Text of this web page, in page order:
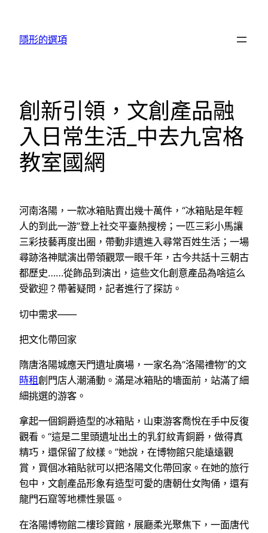
隱形的選項
創新引領，文創產品融
入日常生活_中去九宮格
教室國網
河南洛陽，一款冰箱貼賣出幾十萬件，“冰箱貼是年輕
人的到此一游”登上社交平臺熱搜榜；一匹三彩小馬讓
三彩技藝再度出圈，帶動非遺進入尋常百姓生活；一場
尋跡洛神賦演出帶領觀眾一眼千年，古今共話十三朝古
都歷史……從飾品到演出，這些文化創意產品為啥這么
受歡迎？帶著疑問，記者進行了探訪。
切中需求——
把文化帶回家
隋唐洛陽城應天門遺址廣場，一家名為“洛陽禮物”的文
時租創門店人潮涌動。滿是冰箱貼的墻面前，站滿了細
細挑選的游客。
拿起一個銅爵造型的冰箱貼，山東游客喬悅在手中反復
觀看。“這是二里頭遺址出土的乳釘紋青銅爵，做得真
精巧，還保留了紋樣。”她說，在博物館只能遠遠觀
賞，買個冰箱貼就可以把洛陽文化帶回家。在她的旅行
包中，文創產品形象有造型可愛的唐朝仕女陶俑，還有
龍門石窟等地標性景區。
在洛陽博物館二樓珍寶館，展廳柔光聚焦下，一面唐代